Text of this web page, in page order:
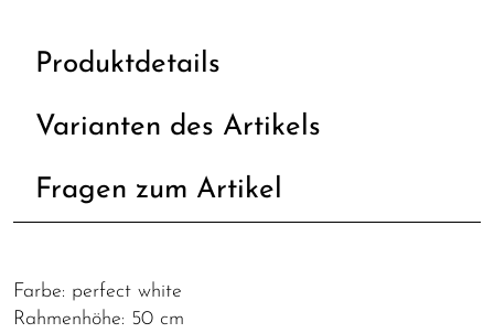
Produktdetails
Varianten des Artikels
Fragen zum Artikel
Farbe: perfect white
Rahmenhöhe: 50 cm